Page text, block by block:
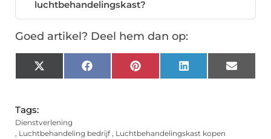
luchtbehandelingskast?
Goed artikel? Deel hem dan op:
X
(Twitter)
FacebookPinterest LinkedIn Email
Tags:
Dienstverlening
, Luchtbehandeling bedrijf, Luchtbehandelingskast kopen